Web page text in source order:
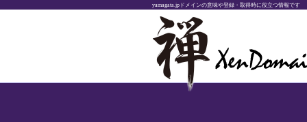
yamagata.jpドメインの意味や登録・取得時に役立つ情報です